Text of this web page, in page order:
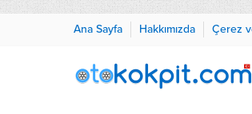
Ana Sayfa Hakkımızda Çerez